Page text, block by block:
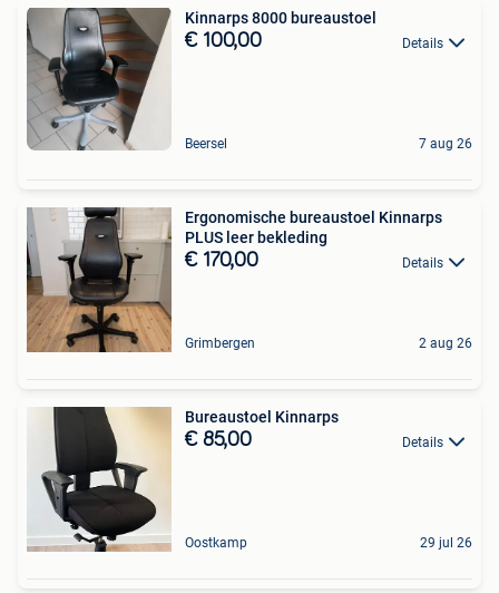
Kinnarps 8000 bureaustoel
€ 100,00 Details
Beersel 7 aug 26
Ergonomische bureaustoel Kinnarps
PLUS leer bekleding
€ 170,00 Details
Grimbergen 2 aug 26
Bureaustoel Kinnarps
€ 85,00 Details
Oostkamp 29 jul 26